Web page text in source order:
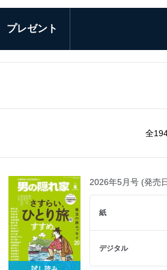
プレゼント
全
2026年5月号 (発売
紙
デジタル